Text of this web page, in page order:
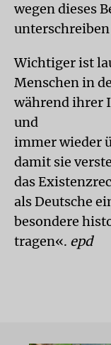
wegen dieses
Wichtiger ist
Menschen in
während ihrer
und
immer wieder
damit sie
das
als Deutsche
besondere
tragen«. epd